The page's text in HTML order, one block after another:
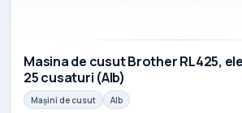
Masina de cusut Brother RL425,
25 cusaturi (Alb)
Mașini de cusut Alb